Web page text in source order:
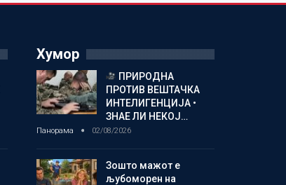
Хумор
ПРИРОДНА
ПРОТИВ ВЕШТАЧКА
ИНТЕЛИГЕНЦИЈА •
ЗНАЕ ЛИ НЕКОЈ…
Панорама 02/08/2026
Зошто мажот е
љубоморен на